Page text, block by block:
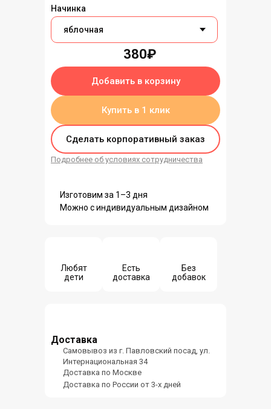
Добавить в корзину
Купить в 1 клик
Сделать корпоративный заказ
Подробнее об условиях сотрудничества
Любят
дети
Есть
доставка
Без
добавок
Начинка
380₽
Доставка
Самовывоз из г. Павловский посад, ул.
Интернациональная 34
Доставка по Москве
Доставка по России от 3-х дней
Изготовим за 1–3 дня
Можно с индивидуальным дизайном